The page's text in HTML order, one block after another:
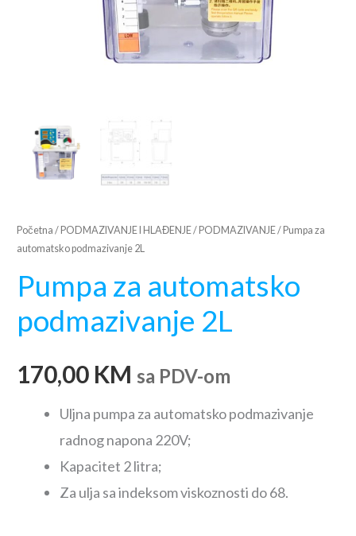
Početna / PODMAZIVANJE I HLAĐENJE/ PODMAZIVANJE/ Pumpa za
automatsko podmazivanje 2L
Pumpa za automatsko
podmazivanje 2L
170,00 KM sa PDV-om
Uljna pumpa za automatsko podmazivanje
radnog napona 220V;
Kapacitet 2 litra;
Za ulja sa indeksom viskoznosti do 68.